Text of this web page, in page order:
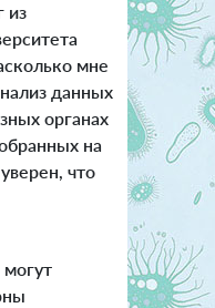
из
мне
данных
органах
на
что